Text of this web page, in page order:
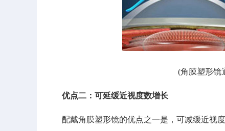
(角膜塑形镜
优点二：可延缓近视度数增长
配戴角膜塑形镜的优点之一是，可减缓近视度